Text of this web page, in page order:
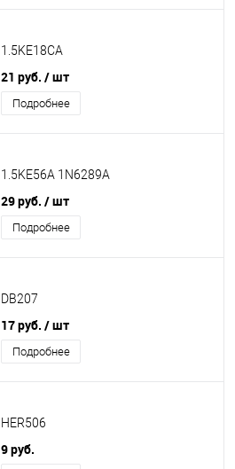
1.5KE18CA
21 руб. / шт
Подробнее
1.5KE56A 1N6289A
29 руб. / шт
Подробнее
DB207
17 руб. / шт
Подробнее
HER506
9 руб.